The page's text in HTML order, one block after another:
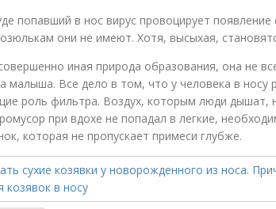
попавший в нос вирус провоцирует
они не имеют. Хотя, высыхая,
иная природа образования, она не
малыша. Все дело в том, что у человека в носу
роль фильтра. Воздух, которым люди дышат,
при вдохе не попадал в легкие,
которая не пропускает примеси глубже.